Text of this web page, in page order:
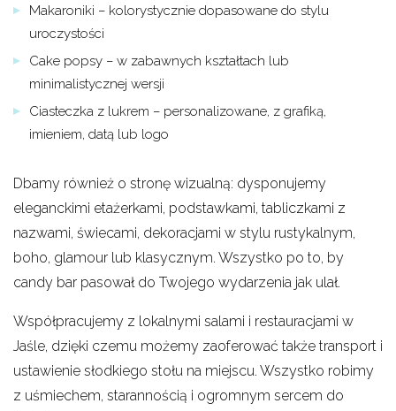
Makaroniki – kolorystycznie dopasowane do stylu
uroczystości
Cake popsy – w zabawnych kształtach lub
minimalistycznej wersji
Ciasteczka z lukrem – personalizowane, z grafiką,
imieniem, datą lub logo
Dbamy również o stronę wizualną: dysponujemy
eleganckimi etażerkami, podstawkami, tabliczkami z
nazwami, świecami, dekoracjami w stylu rustykalnym,
boho, glamour lub klasycznym. Wszystko po to, by
candy bar pasował do Twojego wydarzenia jak ulał.
Współpracujemy z lokalnymi salami i restauracjami w
Jaśle, dzięki czemu możemy zaoferować także transport i
ustawienie słodkiego stołu na miejscu. Wszystko robimy
z uśmiechem, starannością i ogromnym sercem do